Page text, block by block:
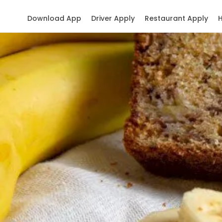
Restaurant Apply
Driver Apply
Download App